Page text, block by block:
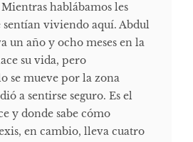
hablábamos les
sentían viviendo aquí. Abdul
un año y ocho meses en la
su vida, pero
se mueve por la zona
a sentirse seguro. Es el
y donde sabe cómo
en cambio, lleva cuatro